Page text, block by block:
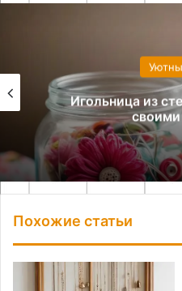
Игольница из
Похожие статьи